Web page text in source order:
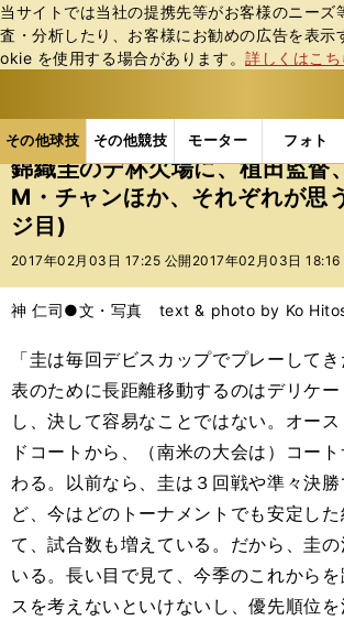
当サイトでは当社の提携先等がお客様のニーズ
査・分析したり、お客様にお勧めの広告を表⽰
okie を使⽤する場合があります。詳しくはこち
その他球技 その他競技 モーター フォト
ス
ポ
ル
テ
ー
バ
その他球技の記事一覧 テニス
錦織圭のデ杯欠場に、植田監督
M・チャンほか、それぞれが思
ジ目)
2017年02月03日 17:25 公開 2017年02月03日 18:16
神 仁司●文・写真 text & photo by Ko
「圭は毎回デビスカップでプレーして
表のために長距離移動するのはデリケー
し、決して容易なことではない。オー
ドコートから、（南米の大会は）コー
わる。以前なら、圭は３回戦や準々決
ど、今はどのトーナメントでも安定し
て、試合数も増えている。だから、圭
いる。長い目で見て、今季のこれから
スを考えないといけないし、優先順位